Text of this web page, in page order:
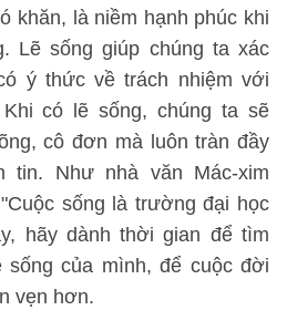
khăn, là niềm hạnh phúc khi
Lẽ sống giúp chúng ta xác
ý thức về trách nhiệm với
có lẽ sống, chúng ta sẽ
cô đơn mà luôn tràn đầy
tin. Như nhà văn Mác-xim
sống là trường đại học
hãy dành thời gian để tìm
sống của mình, để cuộc đời
vẹn hơn.